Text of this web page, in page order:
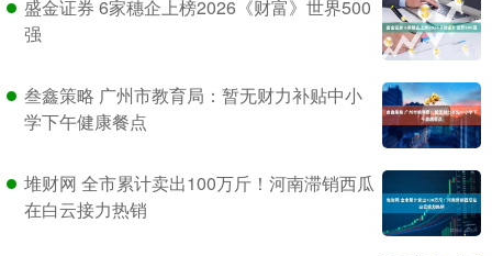
盛金证券 6家穗企上榜2026《财富》世界500
强
叁鑫策略 广州市教育局：暂无财力补贴中小
学下午健康餐点
堆财网 全市累计卖出100万斤！河南滞销西瓜
在白云接力热销